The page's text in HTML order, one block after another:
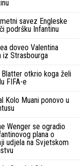
savez Engleske
podršku Infantinu
doveo Valentina
iz Strasbourga
otkrio koga želi
FIFA-e
Kolo Muani ponovo u
Wenger se ogradio
plana o
udjela na Svjetskom